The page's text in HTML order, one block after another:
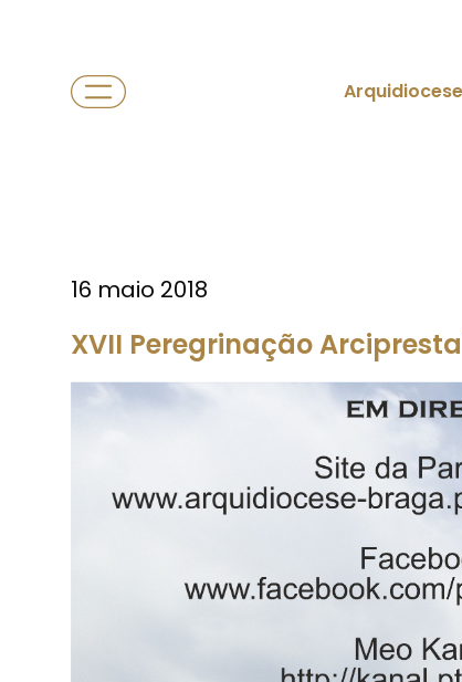
Arquidiocese
16 maio 2018
XVII Peregrinação